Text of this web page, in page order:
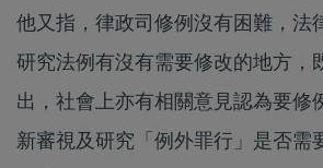
他又指，律政司修例沒有困難，法
研究法例有沒有需要修改的地方，
出，社會上亦有相關意見認為要修
新審視及研究「例外罪行」是否需